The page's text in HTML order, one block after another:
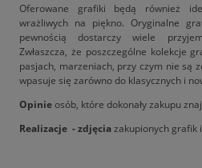
Oferowane grafiki będą również
wrażliwych na piękno. Oryginalne
pewnością dostarczy wiele
Zwłaszcza, że poszczególne kolekcje
pasjach, marzeniach, przy czym nie są
wpasuje się zarówno do klasycznych i
Opinieosób, które dokonały zakupu
Realizacje - zdjęciazakupionych grafik